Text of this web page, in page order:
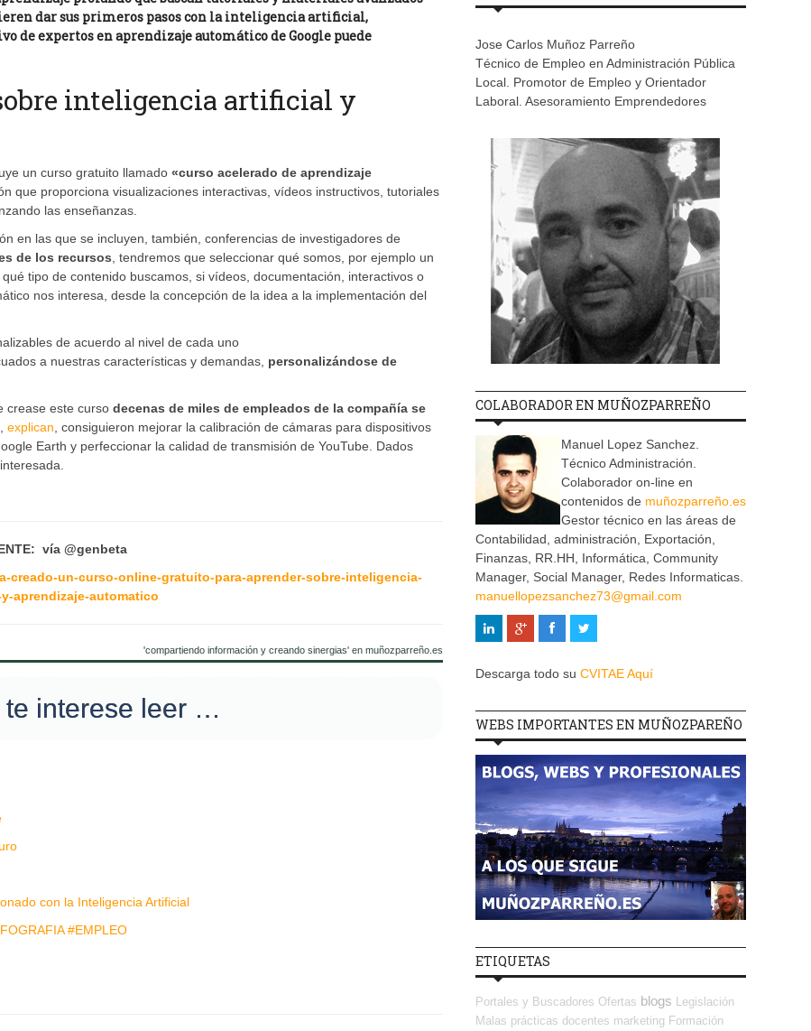
dar sus primeros pasos con la inteligencia artificial,
de expertos en aprendizaje automático de Google puede
inteligencia artificial y
un curso gratuito llamado «curso acelerado de aprendizaje
que proporciona visualizaciones interactivas, vídeos instructivos, tutoriales
las enseñanzas.
en las que se incluyen, también, conferencias de investigadores de
de los recursos, tendremos que seleccionar qué somos, por ejemplo un
tipo de contenido buscamos, si vídeos, documentación, interactivos o
nos interesa, desde la concepción de la idea a la implementación del
de acuerdo al nivel de cada uno
a nuestras características y demandas, personalizándose de
crease este curso decenas de miles de empleados de la compañía se
explican, consiguieron mejorar la calibración de cámaras para dispositivos
Earth y perfeccionar la calidad de transmisión de YouTube. Dados
vía @genbeta
creado-un-curso-online-gratuito-para-aprender-sobre-inteligencia-
aprendizaje-automatico
'compartiendo información y creando sinergias' en muñozparreño.es
te interese leer …
con la Inteligencia Artificial
#EMPLEO
Jose Carlos Muñoz Parreño
Técnico de Empleo en Administración Pública
Local. Promotor de Empleo y Orientador
Laboral. Asesoramiento Emprendedores
COLABORADOR EN MUÑOZPARREÑO
Manuel Lopez Sanchez.
Técnico Administración.
Colaborador on-line en
contenidos de muñozparreño.es
Gestor técnico en las áreas de
Contabilidad, administración, Exportación,
Finanzas, RR.HH, Informática, Community
Manager, Social Manager, Redes Informaticas.
manuellopezsanchez73@gmail.com
Descarga todo su CVITAE Aquí
WEBS IMPORTANTES EN MUÑOZPAREÑO
ETIQUETAS
Portales y Buscadores Ofertas blogs
Legislación
Malas prácticas docentes marketing Formación